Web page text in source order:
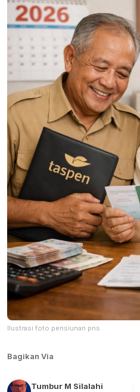
Ilustrasi foto pensiunan pns
Bagikan Via
Tumbur M Silalahi